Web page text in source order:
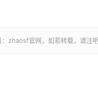
：zhaosf官网，如若转载，请